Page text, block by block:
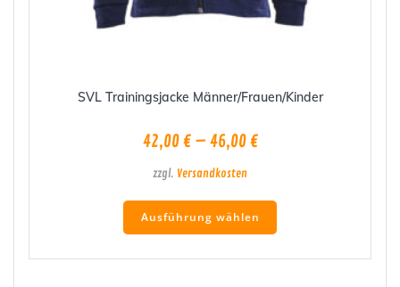
SVL Trainingsjacke Männer/Frauen/Kinder
42,00€– 46,00€
zzgl. Versandkosten
Ausführung wählen
Dieses
weist
mehrere